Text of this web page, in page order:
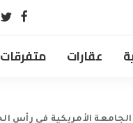
عقارات متفرقات